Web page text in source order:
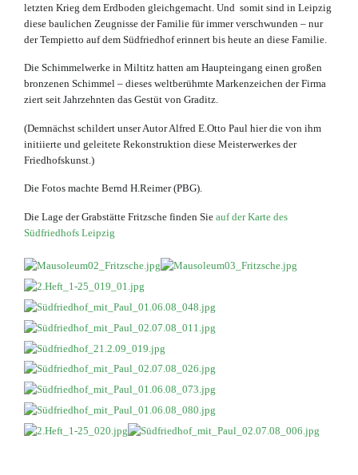
letzten Krieg dem Erdboden gleichgemacht. Und somit sind in Leipzig
diese baulichen Zeugnisse der Familie für immer verschwunden – nur
der Tempietto auf dem Südfriedhof erinnert bis heute an diese Familie.
Die Schimmelwerke in Miltitz hatten am Haupteingang einen großen
bronzenen Schimmel – dieses weltberühmte Markenzeichen der Firma
ziert seit Jahrzehnten das Gestüt von Graditz.
(Demnächst schildert unser Autor Alfred E.Otto Paul hier die von ihm
initiierte und geleitete Rekonstruktion diese Meisterwerkes der
Friedhofskunst.)
Die Fotos machte Bernd H.Reimer (PBG).
Die Lage der Grabstätte Fritzsche finden Sie auf der Karte des
Südfriedhofs Leipzig